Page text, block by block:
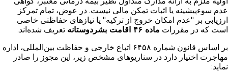
عدم سوءپیشینه یا اثبات تمکن مالی نیست. در عوض، تمام تمرکز
ارزیابی بر "عدم امکان خروج از ترکیه" یا نیازهای حفاظتی خاصی
است که در مقررات ماده ۴۶ اقامت بشردوستانه
تعریف شده‌اند.
بر اساس قانون شماره ۶۴۵۸ اتباع خارجی و حفاظت بین‌المللی، اداره
مهاجرت اختیار دارد در سناریوهای مشخص زیر، این مجوز را صادر
نماید: